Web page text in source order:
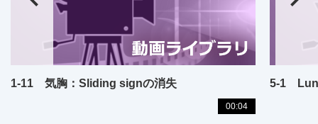
1-11 気胸：Sliding signの消失
00:04
5-1